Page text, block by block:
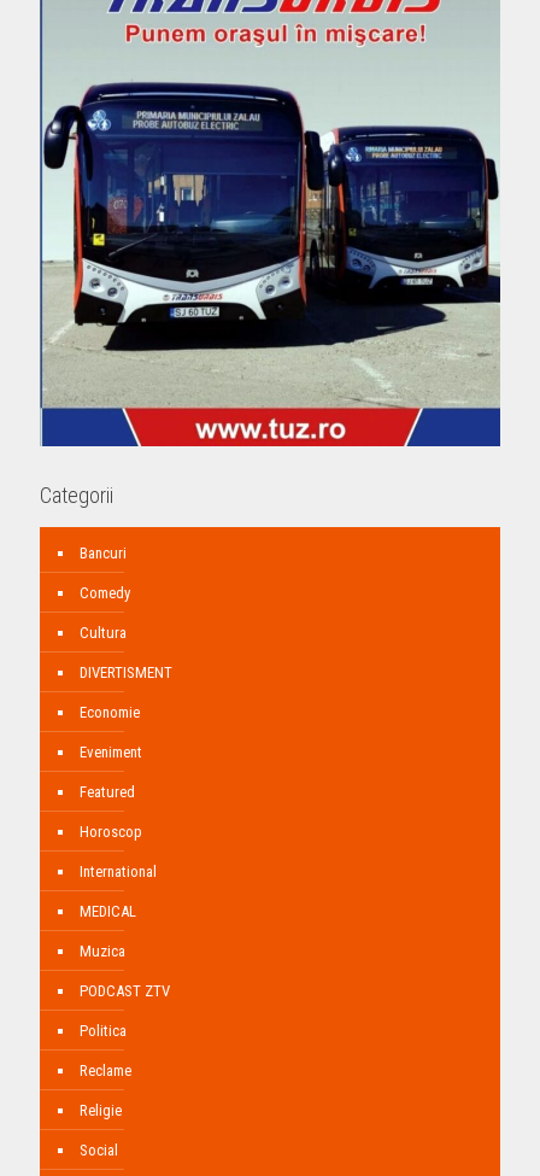
Categorii
Bancuri
Comedy
Cultura
DIVERTISMENT
Economie
Eveniment
Featured
Horoscop
International
MEDICAL
Muzica
PODCAST ZTV
Politica
Reclame
Religie
Social